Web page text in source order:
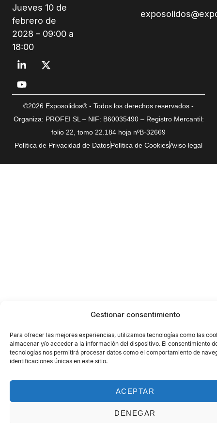
Gestionar consentimiento
Para ofrecer las mejores experiencias, utilizamos tecnologías como las
almacenar y/o acceder a la información del dispositivo. El consentimiento
tecnologías nos permitirá procesar datos como el comportamiento de
identificaciones únicas en este sitio.
ACEPTAR
DENEGAR
Jueves 10 de
febrero de
2028 – 09:00 a
18:00
©2026 Exposolidos® - Todos los derechos reservados -
Organiza: PROFEI SL – NIF: B60035490 – Registro Mercantil:
folio 22, tomo 22.184 hoja nºB-32669
Política de Privacidad de DatosPolítica de CookiesAviso legal